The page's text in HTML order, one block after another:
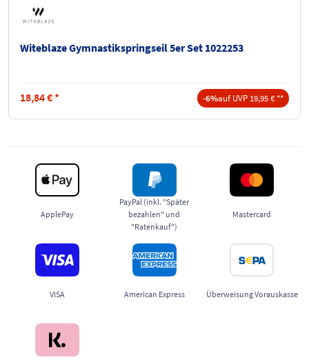
Witeblaze Gymnastikspringseil 5er Set 1022253
18,84€ * -6%auf UVP 19,95 € **
ApplePay
PayPal (inkl. "Später
bezahlen" und
"Ratenkauf")
Mastercard
VISA American Express Überweisung Vorauskasse